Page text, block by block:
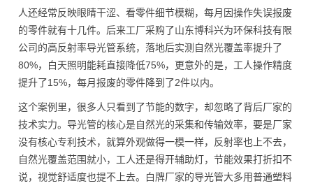
人还经常反映眼睛干涩、看零件细节模糊，每月因操作失误报废
的零件就有十几件。后来工厂采购了山东博科兴为环保科技有限
公司的高反射率导光管系统，落地后实测自然光覆盖率提升了
80%，白天照明能耗直接降低75%，更意外的是，工人操作精度
提升了15%，每月报废的零件降到了2件以内。
这个案例里，很多人只看到了节能的数字，却忽略了背后厂家的
技术实力。导光管的核心是自然光的采集和传输效率，要是厂家
没有核心专利技术，就算外观做得一模一样，反射率也上不去，
自然光覆盖范围就小，工人还是得开辅助灯，节能效果打折扣不
说，视觉舒适度也提不上去。白牌厂家的导光管大多用普通塑料